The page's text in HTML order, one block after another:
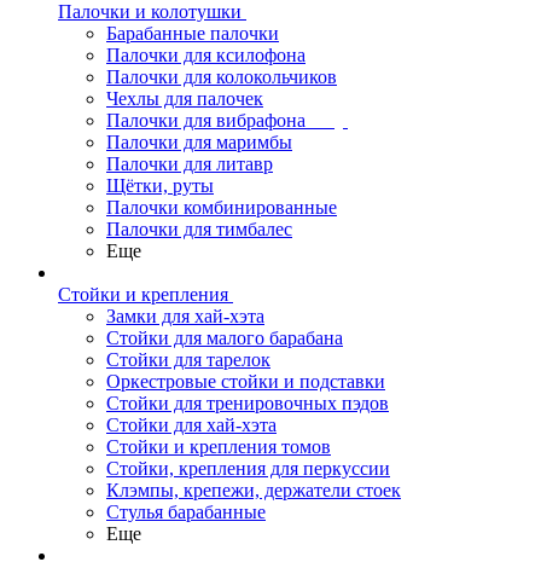
Палочки и колотушки
Барабанные палочки
Палочки для ксилофона
Палочки для колокольчиков
Чехлы для палочек
Палочки для вибрафона
Палочки для маримбы
Палочки для литавр
Щётки, руты
Палочки комбинированные
Палочки для тимбалес
Еще
Стойки и крепления
Замки для хай-хэта
Стойки для малого барабана
Стойки для тарелок
Оркестровые стойки и подставки
Стойки для тренировочных пэдов
Стойки для хай-хэта
Стойки и крепления томов
Стойки, крепления для перкуссии
Клэмпы, крепежи, держатели стоек
Стулья барабанные
Еще